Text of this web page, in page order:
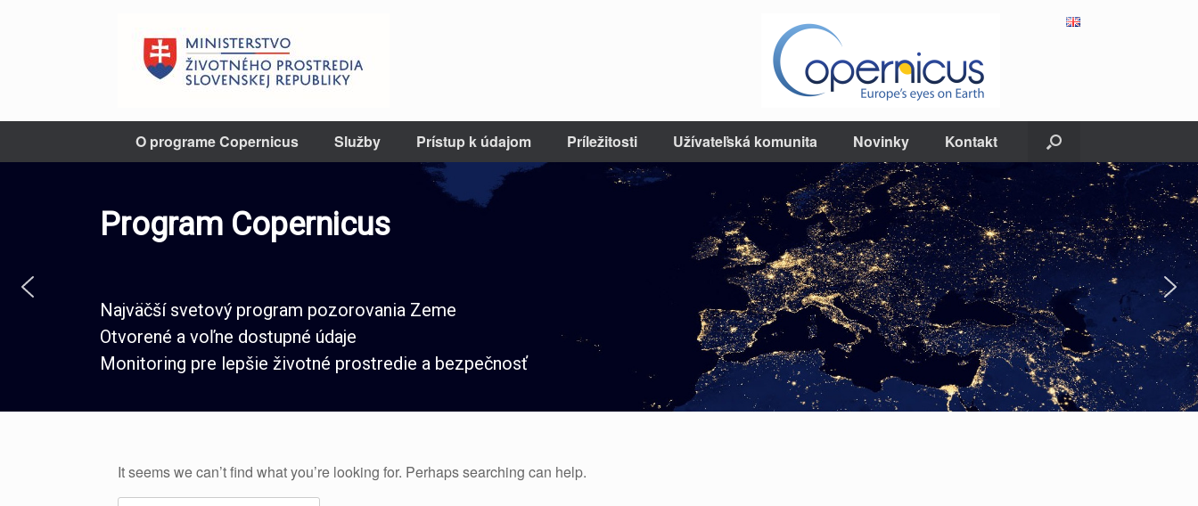
O programe Copernicus Služby Prístup k údajom Príležitosti Užívateľská komunita Novinky Kontakt
Program Copernicus
Najväčší svetový program pozorovania Zeme
Otvorené a voľne dostupné údaje
Monitoring pre lepšie životné prostredie a bezpečnosť
It seems we can’t find what you’re looking for. Perhaps searching can help.